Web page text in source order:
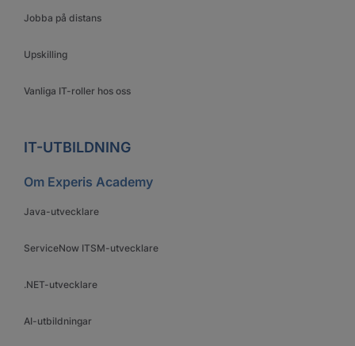
Jobba på distans
Upskilling
Vanliga IT-roller hos oss
IT-UTBILDNING
Om Experis Academy
Java-utvecklare
ServiceNow ITSM-utvecklare
.NET-utvecklare
AI-utbildningar